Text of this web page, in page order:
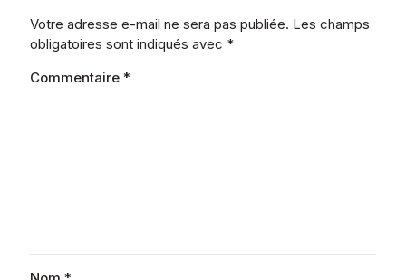
Votre adresse e-mail ne sera pas publiée. Les champs
obligatoires sont indiqués avec *
Commentaire *